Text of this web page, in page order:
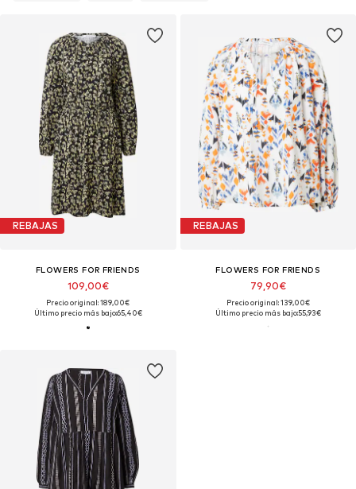
REBAJAS
FLOWERS FOR FRIENDS
109,00€
Precio original: 189,00€
Último precio más bajo:65,40€
REBAJAS
FLOWERS FOR FRIENDS
79,90€
Precio original: 139,00€
Último precio más bajo:55,93€